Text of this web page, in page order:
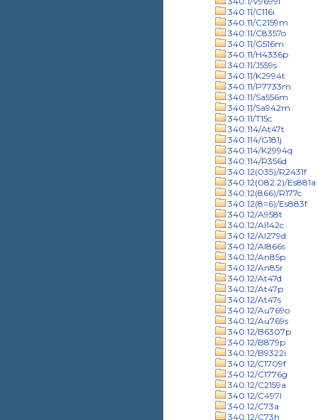
340.11/C116i
340.11/C2159m
340.11/C8357o
340.11/G516m
340.11/H4336p
340.11/J559s
340.11/K2994t
340.11/P7733m
340.11/Sa556m
340.11/Sa942m
340.11/T15c
340.114/At47t
340.114/G181j
340.114/K2994q
340.114/R356d
340.12(035)/R2431f
340.12(082.2)/Es881a
340.12(866)/R177c
340.12(8=6)/Es883f
340.12/A958t
340.12/Al142c
340.12/Al279d
340.12/Al866s
340.12/An85p
340.12/An85r
340.12/At47d
340.12/At47p
340.12/At47s
340.12/Au769o
340.12/Au769s
340.12/B6307p
340.12/B879p
340.12/B9322i
340.12/C1709f
340.12/C1776g
340.12/C2159a
340.12/C497l
340.12/C73a
340.12/C73h